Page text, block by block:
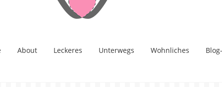
About Leckeres Unterwegs Wohnliches